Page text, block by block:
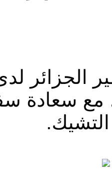
الجزائر
مع سعادة